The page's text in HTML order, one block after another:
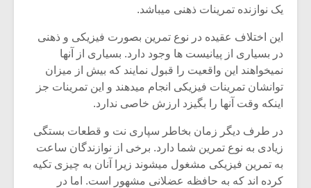
یک نوازنده تمرینات ذهنی میباشد.
این اختلاف عقیده در نوع تمرین بصورت فیزیکی و ذهنی
در بسیاری از پیانیست ها وجود دارد. بسیاری از آنها
نمیخواهند این واقعیت را قبول نمایند که بیش از میزان
توانشان تمرینات فیزیکی انجام میدهند و این تمرینات جز
اینکه وقت آنها را بگیزد ارزش خاصی ندارد.
در طرف دیگر زمان بخاطر سپاری نت و قطعات بستگی
زیادی به نوع تمرین شما دارد. برخی از نوازندگان ساعت
به تمرین فیزیکی مشغول میشوند زیرا آنان به چیزی تکیه
کرده اند که به حافظه عضلانی مشهور است. اما در